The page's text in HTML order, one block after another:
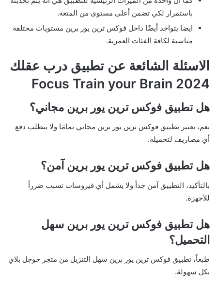
باستمرار لكي تضمن أعلى مستوى من المتعة.
ايضا يتواجد أيضًا داخل فوكس ترين يور برين مستويات مختلفة
مناسبة لكافة الفئات العمرية.
الاسئلة الشائعة عن تطبيق درب عقلك
2024 Focus Train your Brain
هل تطبيق فوكس ترين يور برين مجاني؟
نعم، يعتبر تطبيق فوكس ترين يور برين مجاني تمامًا ولا يتطلب دفع
أي مصاريف لتحميله.
هل تطبيق فوكس ترين يور برين آمن؟
بالتأكيد، التطبيق آمن جداً ولا يشمل أي فيروسات تسبب ضرراً
للأجهزة.
هل تطبيق فوكس ترين يور برين سهل
التحميل؟
طبعاً، تطبيق فوكس ترين يور برين سهل التنزيل من متجر جوجل بلاي
بكل سهولة.